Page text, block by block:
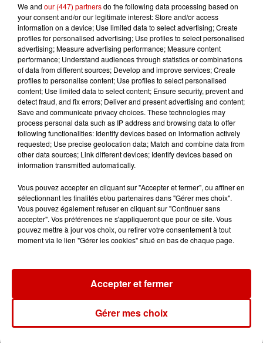
9h45
Cambriolages : plus de 18 000
logements visités en juillet 2026,
en...
7 août 2026
Pape Léon XIV en France : quel
est son programme ?
Jeux Voir plus
festival Marché Gourmand 2026
à Coulon !
We and our (447) partnersdo the following data processing based on
your consent and/or our legitimate interest: Store and/or access
information on a device; Use limited data to select advertising; Create
profiles for personalised advertising; Use profiles to select personalised
advertising; Measure advertising performance; Measure content
performance; Understand audiences through statistics or combinations
of data from different sources; Develop and improve services; Create
profiles to personalise content; Use profiles to select personalised
content; Use limited data to select content; Ensure security, prevent and
detect fraud, and fix errors; Deliver and present advertising and content;
Save and communicate privacy choices. These technologies may
process personal data such as IP address and browsing data to offer
following functionalities: Identify devices based on information actively
requested; Use precise geolocation data; Match and combine data from
other data sources; Link different devices; Identify devices based on
information transmitted automatically.
Vous pouvez accepter en cliquant sur "Accepter et fermer", ou affiner en
sélectionnant les finalités et/ou partenaires dans "Gérer mes choix".
Vous pouvez également refuser en cliquant sur "Continuer sans
accepter". Vos préférences ne s'appliqueront que pour ce site. Vous
pouvez mettre à jour vos choix, ou retirer votre consentement à tout
moment via le lien "Gérer les cookies" situé en bas de chaque page.
Gérer mes choix
Accepter et fermer